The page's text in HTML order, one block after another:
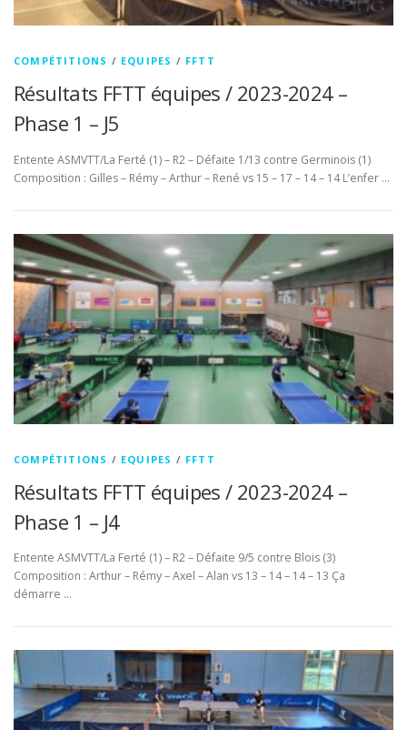
COMPÉTITIONS / EQUIPES / FFTT
Résultats FFTT équipes / 2023-2024 –
Phase 1 – J5
Entente ASMVTT/La Ferté (1) – R2 – Défaite 1/13 contre Germinois (1)
Composition : Gilles – Rémy – Arthur – René vs 15 – 17 – 14 – 14 L’enfer …
COMPÉTITIONS / EQUIPES / FFTT
Résultats FFTT équipes / 2023-2024 –
Phase 1 – J4
Entente ASMVTT/La Ferté (1) – R2 – Défaite 9/5 contre Blois (3)
Composition : Arthur – Rémy – Axel – Alan vs 13 – 14 – 14 – 13 Ça
démarre …